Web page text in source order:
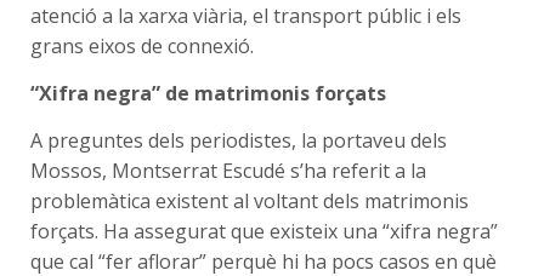
atenció a la xarxa viària, el transport públic i els
grans eixos de connexió.
“Xifra negra” de matrimonis forçats
A preguntes dels periodistes, la portaveu dels
Mossos, Montserrat Escudé s’ha referit a la
problemàtica existent al voltant dels matrimonis
forçats. Ha assegurat que existeix una “xifra negra”
que cal “fer aflorar” perquè hi ha pocs casos en què